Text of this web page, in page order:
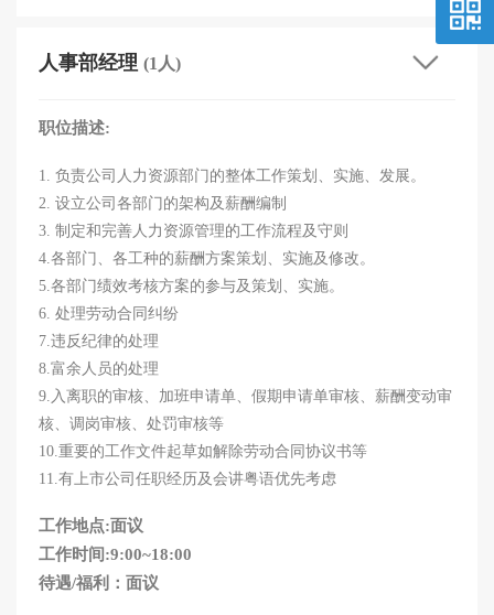
人事部经理 (1人)
职位描述:
1. 负责公司人力资源部门的整体工作策划、实施、发展。
2. 设立公司各部门的架构及薪酬编制
3. 制定和完善人力资源管理的工作流程及守则
4.各部门、各工种的薪酬方案策划、实施及修改。
5.各部门绩效考核方案的参与及策划、实施。
6. 处理劳动合同纠纷
7.违反纪律的处理
8.富余人员的处理
9.入离职的审核、加班申请单、假期申请单审核、薪酬变动审
核、调岗审核、处罚审核等
10.重要的工作文件起草如解除劳动合同协议书等
11.有上市公司任职经历及会讲粤语优先考虑
工作地点:面议
工作时间:9:00~18:00
待遇/福利：面议